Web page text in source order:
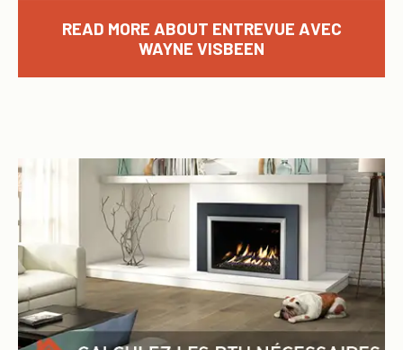
READ MORE ABOUT ENTREVUE AVEC
WAYNE VISBEEN